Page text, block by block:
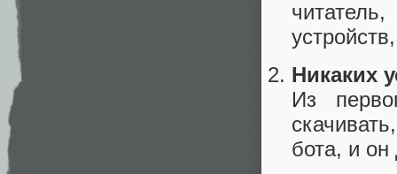
Никаких
Из
бота, и он